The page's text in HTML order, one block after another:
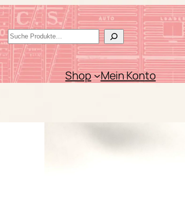
S
u
c
h
Shop Mein Konto